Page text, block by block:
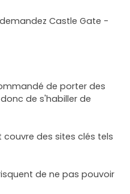
Castle Gate -
de porter des
de s'habiller de
couvre des sites clés tels
de ne pas pouvoir